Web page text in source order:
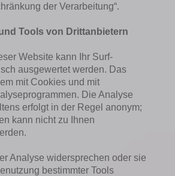
der Verarbeitung“.
Tools von Drittanbietern
Website kann Ihr Surf-
ausgewertet werden. Das
mit Cookies und mit
Die Analyse
erfolgt in der Regel anonym;
kann nicht zu Ihnen
Analyse widersprechen oder sie
bestimmter Tools